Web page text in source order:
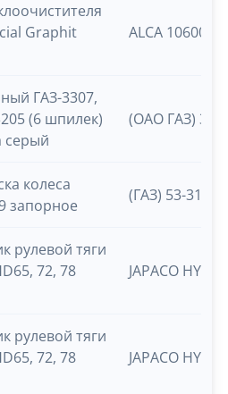
Graphit
ALCA 106000
ГАЗ-3307,
(6 шпилек)
серый
(ОАО ГАЗ)
колеса
запорное
(ГАЗ) 53-
рулевой тяги
72, 78
JAPACO
рулевой тяги
72, 78
JAPACO